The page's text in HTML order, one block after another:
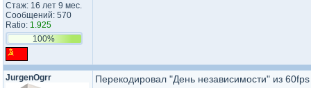
Стаж: 16 лет 9 мес.
Сообщений: 570
Ratio: 1.925
100%
JurgenOgrr
Перекодировал "День независимости" из